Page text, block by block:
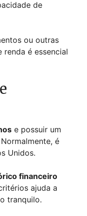
de
ou outras
é essencial
e possuir um
é
Unidos.
financeiro
ajuda a
tranquilo.